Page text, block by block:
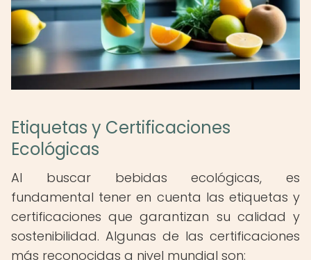
Etiquetas y Certificaciones
Ecológicas
Al buscar bebidas ecológicas, es
fundamental tener en cuenta las etiquetas y
certificaciones que garantizan su calidad y
sostenibilidad. Algunas de las certificaciones
más reconocidas a nivel mundial son: